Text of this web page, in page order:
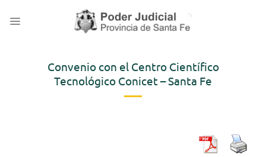
Convenio con el Centro Científico
Tecnológico Conicet – Santa Fe